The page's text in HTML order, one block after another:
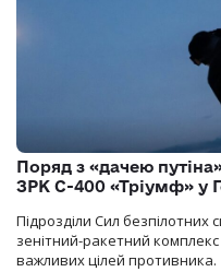
Поряд з «дачею
ЗРК С-400 «Тріумф» у
Підрозділи Сил
зенітний-ракетний
важливих цілей противника.